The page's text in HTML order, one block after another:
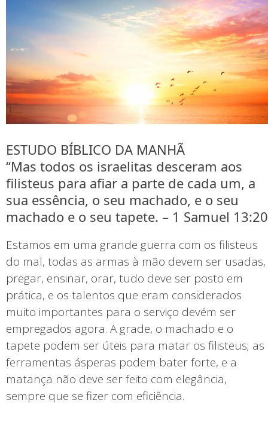
ESTUDO BÍBLICO DA MANHÃ
“Mas todos os israelitas desceram aos
filisteus para afiar a parte de cada um, a
sua essência, o seu machado, e o seu
machado e o seu tapete. – 1 Samuel 13:20
Estamos em uma grande guerra com os filisteus
do mal, todas as armas à mão devem ser usadas,
pregar, ensinar, orar, tudo deve ser posto em
prática, e os talentos que eram considerados
muito importantes para o serviço devém ser
empregados agora. A grade, o machado e o
tapete podem ser úteis para matar os filisteus; as
ferramentas ásperas podem bater forte, e a
matança não deve ser feito com elegância,
sempre que se fizer com eficiência.